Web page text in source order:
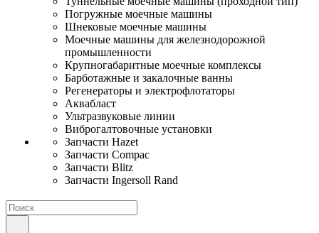
Погружные моечные машины
Шнековые моечные машины
Моечные машины для железнодорожной
промышленности
Крупногабаритные моечные комплексы
Барботажные и закалочные ванны
Регенераторы и электрофлотаторы
Аквабласт
Ультразвуковые линии
Виброгалтовочные установки
Запчасти Hazet
Запчасти Compac
Запчасти Blitz
Запчасти Ingersoll Rand